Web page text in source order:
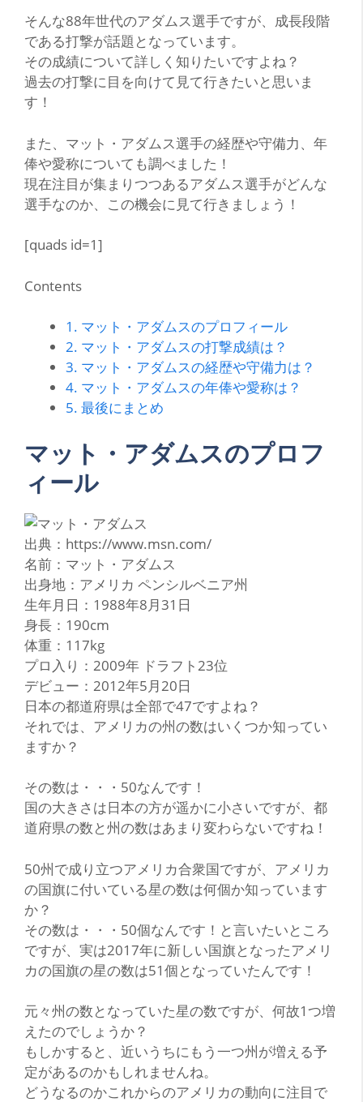
そんな88年世代のアダムス選手ですが、成長段階
である打撃が話題となっています。
その成績について詳しく知りたいですよね？
過去の打撃に目を向けて見て行きたいと思いま
す！
また、マット・アダムス選手の経歴や守備力、年
俸や愛称についても調べました！
現在注目が集まりつつあるアダムス選手がどんな
選手なのか、この機会に見て行きましょう！
[quads id=1]
Contents
1. マット・アダムスのプロフィール
2. マット・アダムスの打撃成績は？
3. マット・アダムスの経歴や守備力は？
4. マット・アダムスの年俸や愛称は？
5. 最後にまとめ
マット・アダムスのプロフ
ィール
出典：https://www.msn.com/
名前：マット・アダムス
出身地：アメリカ ペンシルベニア州
生年月日：1988年8月31日
身長：190cm
体重：117kg
プロ入り：2009年 ドラフト23位
デビュー：2012年5月20日
日本の都道府県は全部で47ですよね？
それでは、アメリカの州の数はいくつか知ってい
ますか？
その数は・・・50なんです！
国の大きさは日本の方が遥かに小さいですが、都
道府県の数と州の数はあまり変わらないですね！
50州で成り立つアメリカ合衆国ですが、アメリカ
の国旗に付いている星の数は何個か知っています
か？
その数は・・・50個なんです！と言いたいところ
ですが、実は2017年に新しい国旗となったアメリ
カの国旗の星の数は51個となっていたんです！
元々州の数となっていた星の数ですが、何故1つ増
えたのでしょうか？
もしかすると、近いうちにもう一つ州が増える予
定があるのかもしれませんね。
どうなるのかこれからのアメリカの動向に注目で